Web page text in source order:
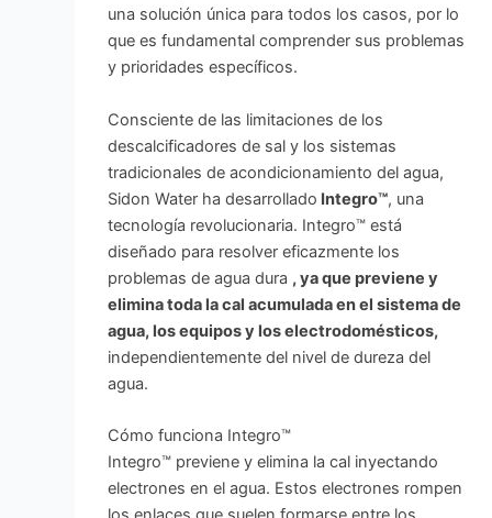
una solución única para todos los casos, por lo
que es fundamental comprender sus problemas
y prioridades específicos.
Consciente de las limitaciones de los
descalcificadores de sal y los sistemas
tradicionales de acondicionamiento del agua,
Sidon Water ha desarrollado Integro™, una
tecnología revolucionaria. Integro™ está
diseñado para resolver eficazmente los
problemas de agua dura , ya que previene y
elimina toda la cal acumulada en el sistema de
agua, los equipos y los electrodomésticos,
independientemente del nivel de dureza del
agua.
Cómo funciona Integro™
Integro™ previene y elimina la cal inyectando
electrones en el agua. Estos electrones rompen